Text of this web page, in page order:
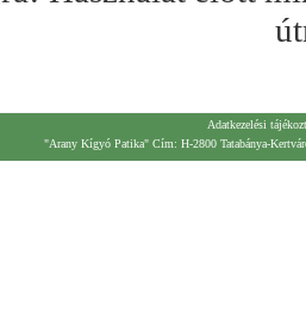
Adatkezelési
"Arany Kígyó Patika" Cím: H-2800 Tatabánya-